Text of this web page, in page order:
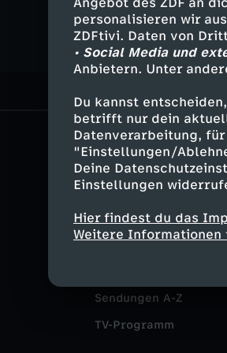
personalisieren wir
ZDFtivi. Daten von
• Social Media und
Anbietern. Unter
Du kannst
betrifft nur dein
Datenverarbeitung,
"Einstellungen/
Deine
Einstellungen
Hier findest du das
Weitere
Mehr ZDF
ZDF-Apps
Smart TV
ZDFtext
Sendungen A-Z
TV-Programm